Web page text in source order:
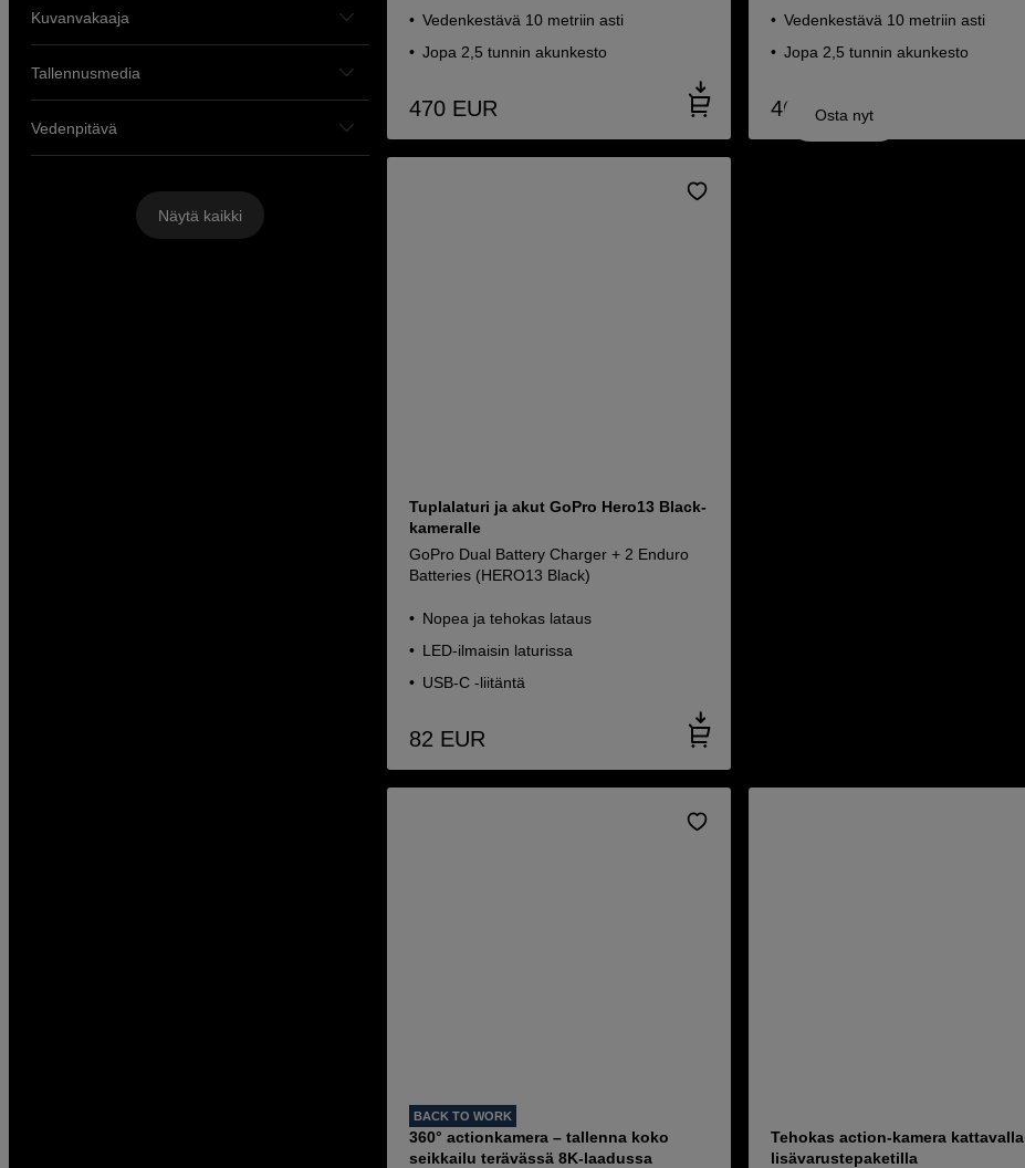
Kuvanvakaaja
Tallennusmedia
Vedenpitävä
Näytä kaikki
Vedenkestävä 10 metriin asti
Jopa 2,5 tunnin akunkesto
470 EUR
Vedenkestävä 10 metriin asti
Jopa 2,5 tunnin akunkesto
465 EUR
Tuplalaturi ja akut GoPro Hero13 Black-
kameralle
GoPro Dual Battery Charger + 2 Enduro
Batteries (HERO13 Black)
Nopea ja tehokas lataus
LED-ilmaisin laturissa
USB-C -liitäntä
82 EUR
Osta nyt
BACK TO WORK
360° actionkamera – tallenna koko
seikkailu terävässä 8K-laadussa
Tehokas action-kamera kattavalla
lisävarustepaketilla